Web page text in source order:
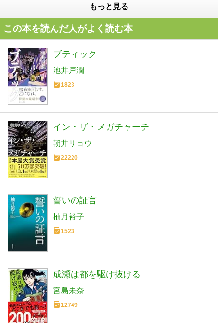
もっと見る
この本を読んだ人がよく読む本
ブティック
池井戸潤
1823
イン・ザ・メガチャーチ
朝井リョウ
22220
誓いの証言
柚月裕子
1523
成瀬は都を駆け抜ける
宮島未奈
12749